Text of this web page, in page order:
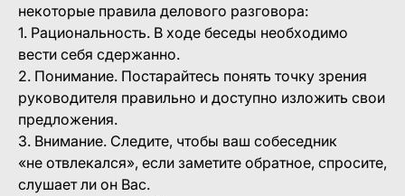
некоторые правила делового разговора:
1. Рациональность. В ходе беседы необходимо
вести себя сдержанно.
2. Понимание. Постарайтесь понять точку зрения
руководителя правильно и доступно изложить свои
предложения.
3. Внимание. Следите, чтобы ваш собеседник
«не отвлекался», если заметите обратное, спросите,
слушает ли он Вас.